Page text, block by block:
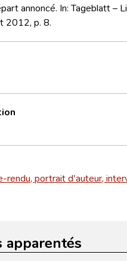
annoncé. In: Tageblatt –
2012, p. 8.
rendu, portrait d'auteur,
apparentés